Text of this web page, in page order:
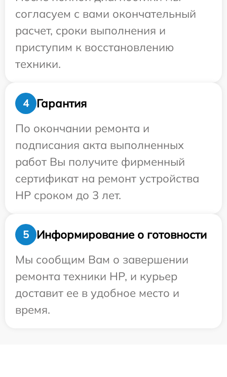
согласуем с вами окончательный
расчет, сроки выполнения и
приступим к восстановлению
техники.
4
Гарантия
По окончании ремонта и
подписания акта выполненных
работ Вы получите фирменный
сертификат на ремонт устройства
HP сроком до 3 лет.
5
Информирование о готовности
Мы сообщим Вам о завершении
ремонта техники HP, и курьер
доставит ее в удобное место и
время.